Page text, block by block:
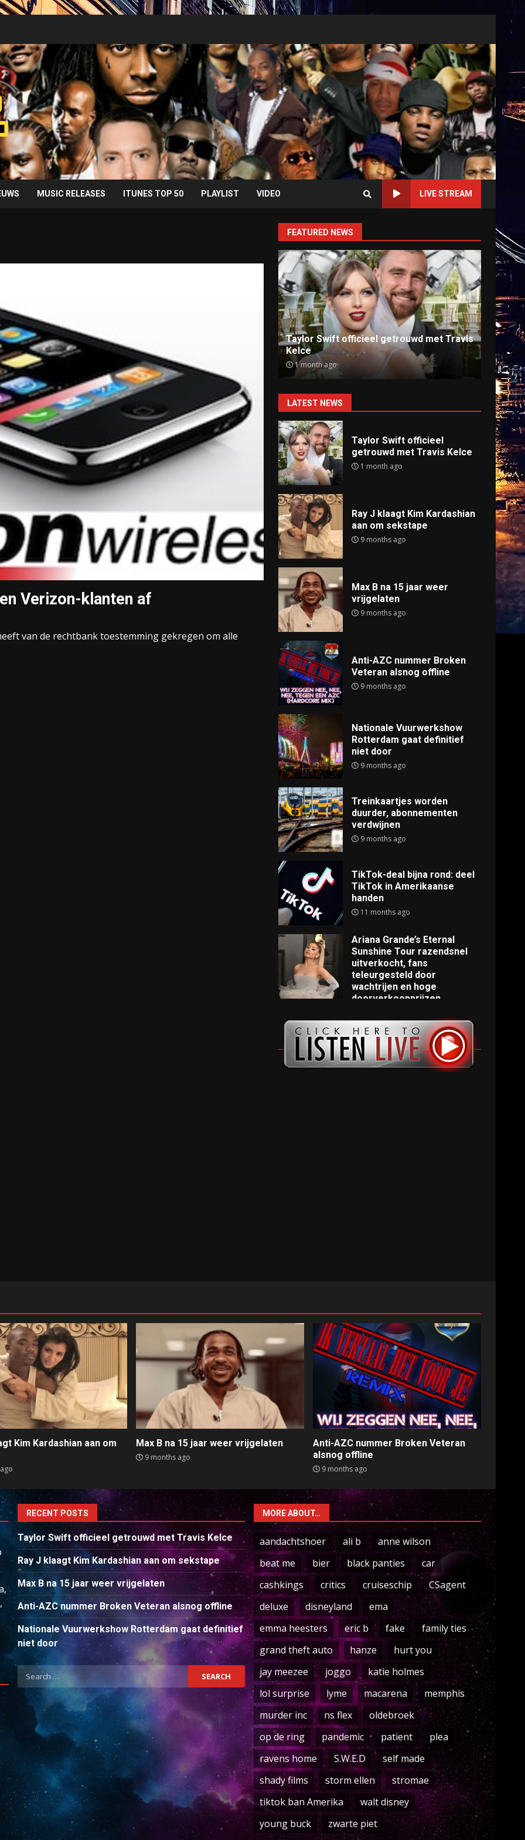
MUSIC RELEASES ITUNES TOP 50 PLAYLIST VIDEO LIVE STREAM
Verizon-klanten af
van de rechtbank toestemming gekregen om alle
FEATURED NEWS
Taylor Swift officieel getrouwd met Travis
Kelce
Ray J klaagt Kim Kardashian aan om
sekstape
9 months ago
Anti-
9
LATEST NEWS
Taylor Swift officieel
getrouwd met Travis Kelce
1 month ago
Ray J klaagt Kim Kardashian
aan om sekstape
9 months ago
Max B na 15 jaar weer
vrijgelaten
9 months ago
Anti-AZC nummer Broken
Veteran alsnog offline
9 months ago
Nationale Vuurwerkshow
Rotterdam gaat definitief
niet door
9 months ago
Treinkaartjes worden
duurder, abonnementen
verdwijnen
9 months ago
TikTok-deal bijna rond: deel
TikTok in Amerikaanse
handen
11 months ago
Ariana Grande’s Eternal
Sunshine Tour razendsnel
uitverkocht, fans
teleurgesteld door
wachtrijen en hoge
doorverkoopprijzen
Kim Kardashian aan om
Max B na 15 jaar weer vrijgelaten
9 months ago
Anti-AZC nummer Broken Veteran
alsnog offline
9 months ago
RECENT POSTS
Taylor Swift officieel getrouwd met Travis Kelce
Ray J klaagt Kim Kardashian aan om sekstape
Max B na 15 jaar weer vrijgelaten
Anti-AZC nummer Broken Veteran alsnog offline
Nationale Vuurwerkshow Rotterdam gaat definitief
niet door
Search
for:
MORE ABOUT…
aandachtshoer ali b
anne wilson
beat me
bier black panties
car
cashkings
critics cruiseschip
CSagent
deluxe
disneyland
ema
emma heesters
eric b fake
family ties
grand theft auto
hanze
hurt you
jay meezee
joggo
katie holmes
lol surprise
lyme macarena
memphis
murder inc
ns flex
oldebroek
op de ring
pandemic patient
plea
ravens home
S.W.E.D
self made
shady films
storm ellen
stromae
tiktok ban Amerika
walt disney
young buck
zwarte piet